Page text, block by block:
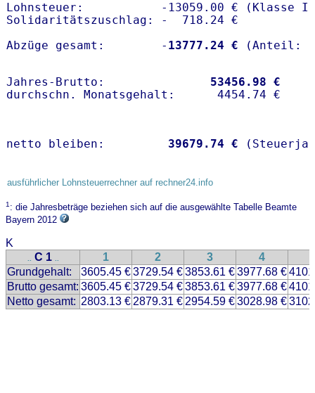
Lohnsteuer:           -13059.00 € (Klasse I)
Solidaritätszuschlag: -  718.24 €
Abzüge gesamt:        - 13777.24 €
Jahres-Brutto: 53456.98 €
netto bleiben: 39679.74 €
ausführlicher Lohnsteuerrechner auf rechner24.info
1: die Jahresbeträge beziehen sich auf die ausgewählte Tabelle Beamte
Bayern 2012
K
.. C 1 .. 1 2 3 4
Grundgehalt:
3605.45 €3729.54 €3853.61 €3977.68 €
Brutto gesamt: 3605.45 €3729.54 €3853.61 €3977.68 €
Netto gesamt: 2803.13 € 2879.31 € 2954.59 €3028.98 €